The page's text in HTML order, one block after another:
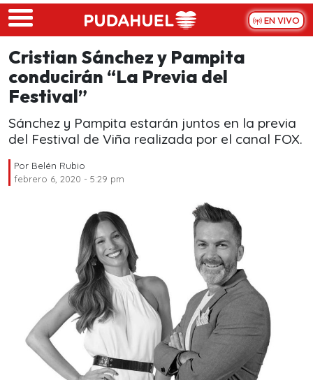
Skip to main content
EN VIVO
Cristian Sánchez y Pampita
conducirán “La Previa del
Festival”
Sánchez y Pampita estarán juntos en la previa
del Festival de Viña realizada por el canal FOX.
Por Belén Rubio
febrero 6, 2020 - 5:29 pm